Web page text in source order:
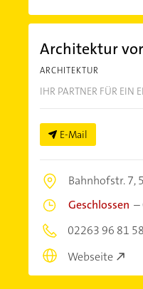
Architektur
ARCHITEKTUR
IHR PARTNER FÜR EIN
E-Mail
Bahnhofstr. 7,
Geschlossen –
02263 96 81 58
Webseite